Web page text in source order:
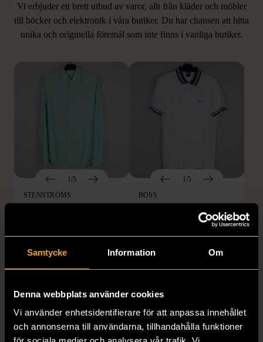
Samtycke Information Om
Denna webbplats använder cookies
Vi använder enhetsidentifierare för att anpassa innehållet
och annonserna till användarna, tillhandahålla funktioner
Vi erbjuder ett brett utbud av varor, allt från kläder och möbler
till böcker och elektronik i våra butiker. Du har chansen att hitta
unika och originella föremål som inte finns i vanliga butiker.
LIKNANDE PRODUKTER
Hitta produkter som påminner om denna
1/5
STENSTRÖMS
259 kr
1/5
BOSS
Mycket gott skick
279 kr